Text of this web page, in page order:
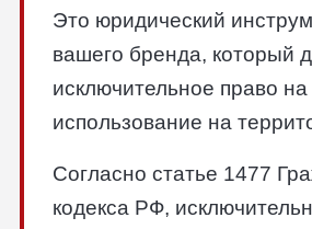
Это юридический
вашего бренда, который
исключительное право на
использование на
Согласно статье 1477
кодекса РФ,